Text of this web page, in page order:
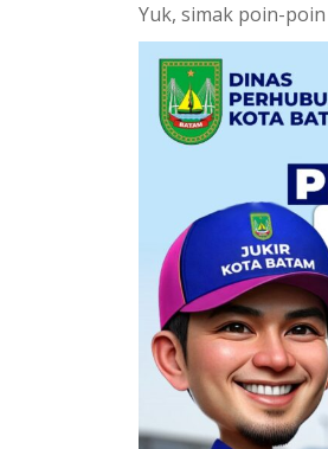
Yuk, simak poin-